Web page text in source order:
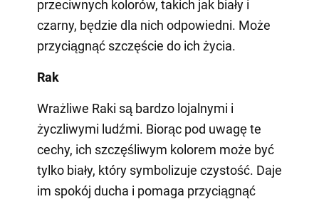
przeciwnych kolorów, takich jak biały i
czarny, będzie dla nich odpowiedni. Może
przyciągnąć szczęście do ich życia.
Rak
Wrażliwe Raki są bardzo lojalnymi i
życzliwymi ludźmi. Biorąc pod uwagę te
cechy, ich szczęśliwym kolorem może być
tylko biały, który symbolizuje czystość. Daje
im spokój ducha i pomaga przyciągnąć